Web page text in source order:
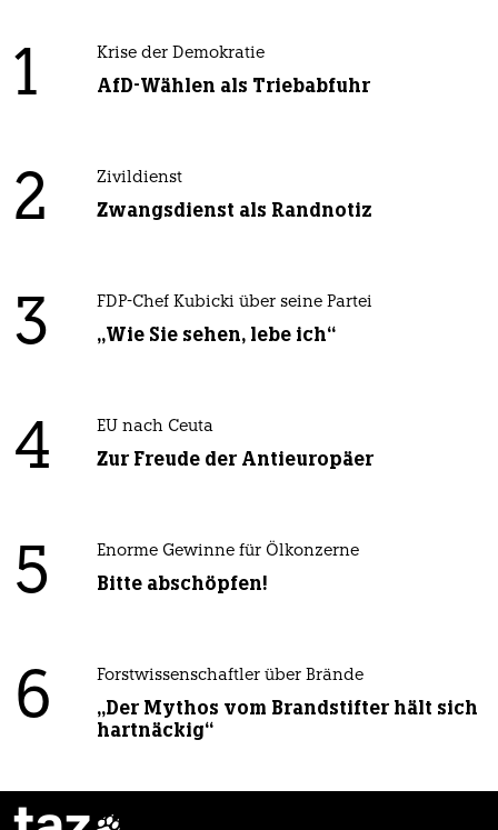
1 Krise der Demokratie
AfD-Wählen als Triebabfuhr
2 Zivildienst
Zwangsdienst als Randnotiz
3 FDP-Chef Kubicki über seine Partei
„Wie Sie sehen, lebe ich“
4 EU nach Ceuta
Zur Freude der Antieuropäer
5 Enorme Gewinne für Ölkonzerne
Bitte abschöpfen!
6 Forstwissenschaftler über Brände
„Der Mythos vom Brandstifter hält sich
hartnäckig“